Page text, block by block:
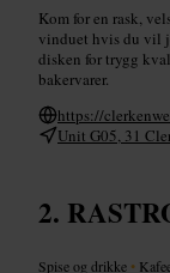
Kom for en rask,
vinduet hvis du vil
disken for trygg
bakervarer.
https://
Unit G05, 31
Spise og drikke •